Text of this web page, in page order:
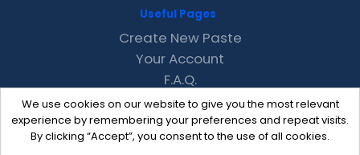
We use cookies on our website to give you the most relevant
experience by remembering your preferences and repeat visits.
By clicking “Accept”, you consent to the use of all cookies.
Useful Pages
Create New Paste
Your Account
F.A.Q.
Recent
Contact